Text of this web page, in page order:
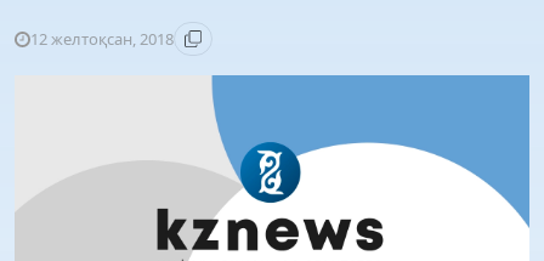
12 желтоқсан, 2018